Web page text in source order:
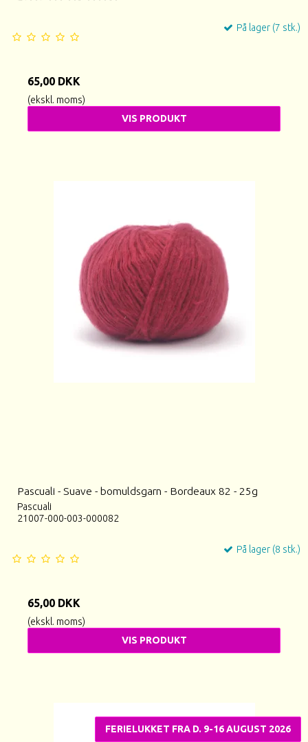
På lager (7 stk.)
65,00 DKK
(ekskl. moms)
VIS PRODUKT
Pascuali - Suave - bomuldsgarn - Bordeaux 82 - 25g
Pascuali
21007-000-003-000082
På lager (8 stk.)
65,00 DKK
(ekskl. moms)
VIS PRODUKT
FERIELUKKET FRA D. 9-16 AUGUST 2026